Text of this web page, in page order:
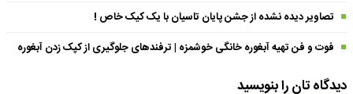
تصاویر دیده نشده از جشن پایان تاسیان با یک کیک خاص !
فوت و فن تهیه آبغوره خانگی خوشمزه | ترفندهای جلوگیری از کپک زدن آبغوره
دیدگاه تان را بنویسید